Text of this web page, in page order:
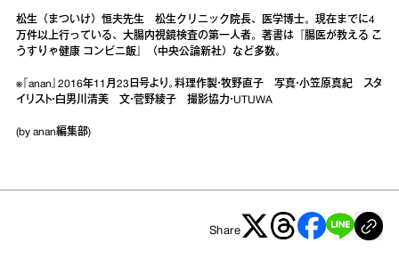
松生（まついけ）恒夫先生 松生クリニック院長、医学博士。現在までに4
万件以上行っている、大腸内視鏡検査の第一人者。著書は『腸医が教える こ
うすりゃ健康 コンビニ飯』（中央公論新社）など多数。
※『anan』2016年11月23日号より。料理作製・牧野直子 写真・小笠原真紀 スタ
イリスト・白男川清美 文・菅野綾子 撮影協力・UTUWA
(by anan編集部)
Share